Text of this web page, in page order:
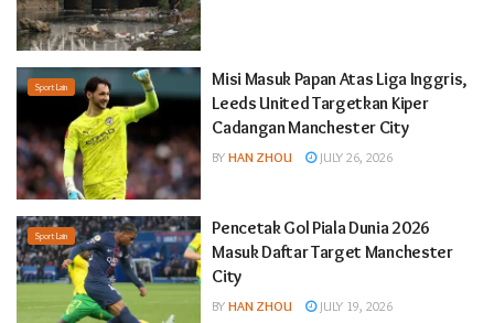
Sport Lain
Misi Masuk Papan Atas Liga Inggris,
Leeds United Targetkan Kiper
Cadangan Manchester City
BY HAN ZHOU JULY 26, 2026
Sport Lain
Pencetak Gol Piala Dunia 2026
Masuk Daftar Target Manchester
City
BY HAN ZHOU JULY 19, 2026